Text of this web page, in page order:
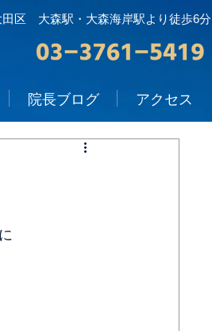
田区 大森駅・大森海岸駅より徒歩6分
院長ブログ アクセス